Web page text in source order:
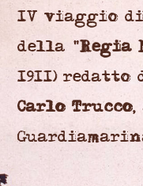
IV viaggio
della "Regia
1911)
Carlo Trucco,